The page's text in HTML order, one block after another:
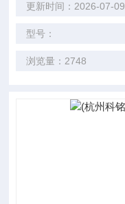
更新时间：2026-07-09
型号：
浏览量：2748